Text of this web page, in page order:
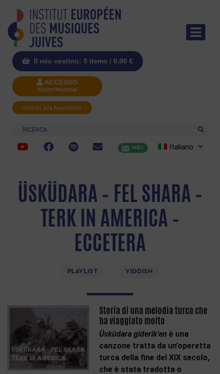
Il mio cestino: 0 items / 0.00 €
ACCESSO
REGISTRAZIONE
Iscriviti alla Newsletter
Ricerca
MRJ Italiano
ÜSKÜDARA – FEL SHARA –
TERK IN AMERICA –
ECCETERA
PLAYLIST YIDDISH
Storia di una melodia turca che
ha viaggiato molto
Üsküdara giderik’en è una
canzone tratta da un’operetta
turca della fine del XIX secolo,
che è stata tradotta o